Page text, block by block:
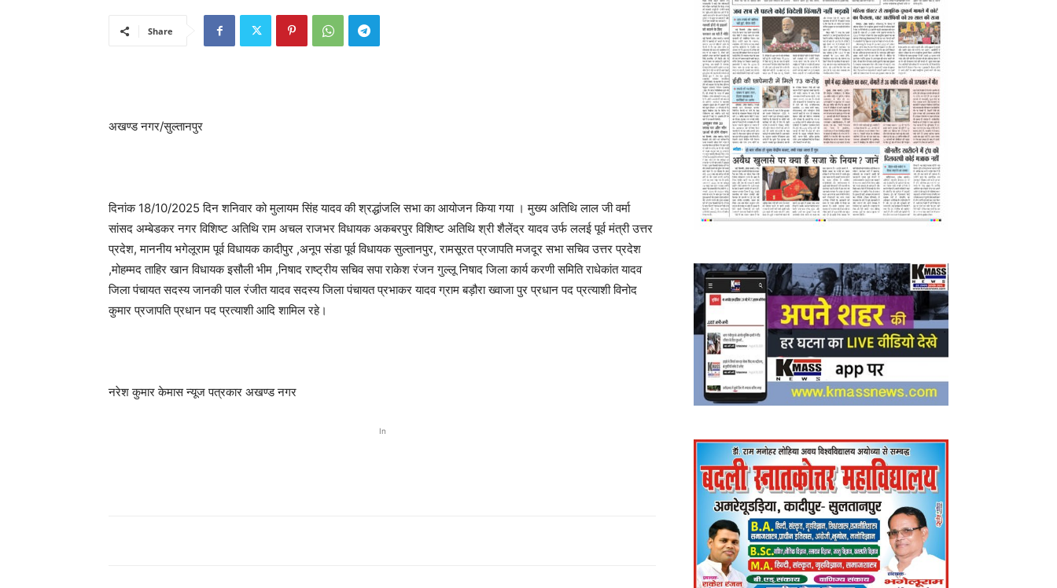
Share
अखण्ड नगर/सुल्तानपुर
दिनांक 18/10/2025 दिन शनिवार को मुलायम सिंह यादव की श्रद्धांजलि सभा का आयोजन किया गया । मुख्य अतिथि लाल जी वर्मा
सांसद अम्बेडकर नगर विशिष्ट अतिथि राम अचल राजभर विधायक अकबरपुर विशिष्ट अतिथि श्री शैलेंद्र यादव उर्फ ललई पूर्व मंत्री उत्तर
प्रदेश, माननीय भगेलूराम पूर्व विधायक कादीपुर ,अनूप संडा पूर्व विधायक सुल्तानपुर, रामसूरत प्रजापति मजदूर सभा सचिव उत्तर प्रदेश
,मोहम्मद ताहिर खान विधायक इसौली भीम ,निषाद राष्ट्रीय सचिव सपा राकेश रंजन गुल्लू निषाद जिला कार्य करणी समिति राधेकांत यादव
जिला पंचायत सदस्य जानकी पाल रंजीत यादव सदस्य जिला पंचायत प्रभाकर यादव ग्राम बड़ौरा ख्वाजा पुर प्रधान पद प्रत्याशी विनोद
कुमार प्रजापति प्रधान पद प्रत्याशी आदि शामिल रहे।
नरेश कुमार केमास न्यूज पत्रकार अखण्ड नगर
In